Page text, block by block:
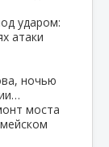
ударом:
атаки
ночью
моста